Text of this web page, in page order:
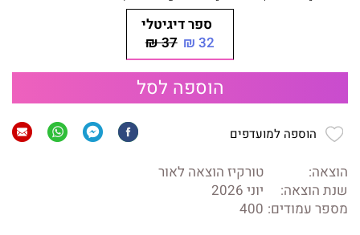
ספר דיגיטלי
32 ₪
37 ₪
הוספה לסל
הוספה למועדפים
הוצאה:
טורקיז הוצאה לאור
שנת הוצאה:
יוני 2026
מספר עמודים: 400